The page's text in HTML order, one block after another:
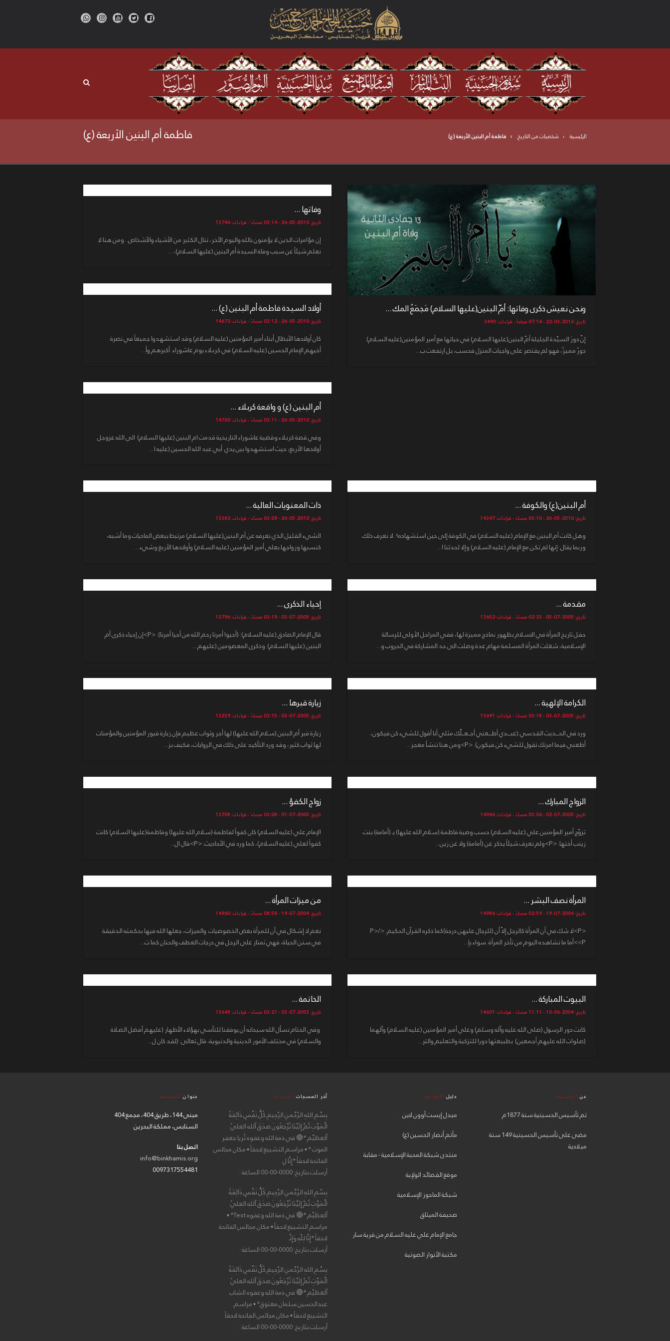
الرئيسية شخصيات من التاريخ فاطمة أم البنين الأربعة (ع) فاطمة أم البنين الأربعة (ع)
ونحن نعيش ذكرى وفاتها: أمّ البنين(عليها السلام) مَجمَعُ المك ...
تاريخ: 2016-03-22 - 07:14 صباحاً - قراءات: 3490
إنّ دورَ السيّدة الجليلة أمّ البنين(عليها السلام) في حياتها مع أمير المؤمنين(عليه السلام)
دورٌ مميزٌ، فهو لم يقتصر على واجبات المنزل فحسب، بل ارتفعت ب...
وفاتها ...
تاريخ: 2010-05-26 - 03:14 مساءً - قراءات: 13746
إن مؤامرات الذين لا يؤمنون بالله واليوم الآخر، تنال الكثير من الأشياء والأشخاص.. ومن هنا لا
نعلم شيئاً عن سبب وفاة السيدة أم البنين (عليها السلام)، ...
أولاد السيدة فاطمة أم البنين (ع) ...
تاريخ: 2010-05-26 - 03:12 مساءً - قراءات: 14672
كان أولادها الأبطال أبناء أمير المؤمنين (عليه السلام) وقد استشهدوا جميعاً في نصرة
أخيهم الإمام الحسين (عليه السلام) في كربلاء يوم عاشوراء. أكبرهم وأ...
أم البنين (ع) و واقعة كربلاء ...
تاريخ: 2010-05-26 - 03:11 مساءً - قراءات: 14760
وفي قصة كربلاء وقضية عاشوراء التاريخية قدمت ام البنين (عليها السلام) الى الله عزوجل
أولادها الأربع، حيث استشهدوا بين يدي أبي عبد الله الحسين (عليه ا...
أم البنين(ع) والكوفة ...
تاريخ: 2010-05-26 - 03:10 مساءً - قراءات: 14347
وهل كانت أم البنين مع الإمام (عليه السلام) في الكوفة إلى حين استشهاده؟. لا نعرف ذلك.
وربما يقال: إنها لم تكن مع الإمام (عليه السلام) وإلا لحدثنا ا...
ذات المعنويات العالية ...
تاريخ: 2010-05-26 - 03:09 مساءً - قراءات: 13383
الشيء القليل الذي نعرفه عن أم البنين(عليها السلام) مرتبط ببعض الماديات وما أشبه،
كنسبها وزواجها بعلي أمير المؤمنين (عليه السلام) وأولادها الأربع وشيء ...
مقدمة ...
تاريخ: 2005-07-05 - 02:35 مساءً - قراءات: 13652
حفل تاريخ المرأة في الاسلام بظهور نماذج مميزة لها، ففي المراحل الأولى للرسالة
الإسلامية، شغلت المرأة المسلمة مهام عدة وصلت الى حد المشاركة في الحروب و...
إحياء الذكرى ...
تاريخ: 2005-07-03 - 03:19 مساءً - قراءات: 13796
قال الإمام الصادق (عليه السلام): (أحيوا أمرنا رحم الله من أحيا أمرنا). <P>إن إحياء ذكرى أم
البنين (عليها السلام) وذكرى المعصومين (عليهم ...
الكرامة الإلهية ...
تاريخ: 2005-07-03 - 03:18 مساءً - قراءات: 13691
ورد في الحـــديث القدسي:(عبـــدي أطـــعني أجــعــلْك مثلي أنا أقول للشيء كن فيكون،
أطعني فيما امرتك تقول للشيء كن فيكون). <P>ومن هنا تنشأ معجز...
زيارة قبرها ...
تاريخ: 2005-07-03 - 03:15 مساءً - قراءات: 13239
زيارة قبر أم البنين (سلام الله عليها) لها أجر وثواب عظيم فإن زيارة قبور المؤمنين والمؤمنات
لها ثواب كثير، وقد ورد التأكيد على ذلك في الروايات، فكيف بز...
الزواج المبارك ...
تاريخ: 2005-07-02 - 03:06 مساءً - قراءات: 14046
تزوّج أمير المؤمنين علي (عليه السلام) حسب وصية فاطمة (سلام الله عليها) بـ (أمامة) بنت
زينب أختها. <P>ولم نعرف شيئاً يذكر عن (أمامة) ولا عن زين...
زواج الكفؤ ...
تاريخ: 2005-07-01 - 03:08 مساءً - قراءات: 13708
الإمام علي (عليه السلام) كان كفواً لفاطمة (سلام الله عليها) وفاطمة(عليها السلام) كانت
كفواً لعلي (عليه السلام)، كما ورد في الأحاديث: <P>قال ال...
المرأة نصف البشر ...
تاريخ: 2004-07-19 - 02:59 مساءً - قراءات: 14986
<P>لا شك في أن المرأة كالرجل إلاّ أن (للرجال عليهن درجة)كما ذكره القرآن الحكيم. </P>
<P>أما ما نشاهده اليوم من تأخر المرأة. سواء بإ...
من ميزات المرأة ...
تاريخ: 2004-07-19 - 08:58 مساءً - قراءات: 14960
نعم لا إشكال في أن للمرأة بعض الخصوصيات والميزات، جعلها الله فيها بحكمته الدقيقة
في سنن الحياة، فهي تمتاز على الرجل في درجات العطف والحنان كما ت...
البيوت المباركة ...
تاريخ: 2004-06-10 - 11:11 مساءً - قراءات: 14601
كانت دور الرسول (صلى الله عليه وآله وسلم) وعلي أمير المؤمنين (عليه السلام) وآلهما
(صلوات الله عليهم أجمعين) بطبيعتها دورا للتزكية والتعليم والتر...
الخاتمة ...
تاريخ: 2003-07-03 - 03:21 مساءً - قراءات: 13648
وفي الختام نسأل الله سبحانه أن يوفقنا للتأسي بهؤلاء الأطهار (عليهم أفضل الصلاة
والسلام) في مختلف الأمور الدينية والدنيوية، قال تعالى: (لقد كان ل...
عن الحسينية
تم تأسيس الحسينية سنة 1877م
مضى على تأسيس الحسينية 149 سنة
ميلادية
دليل المواقع
ميدل إيست أوون لاين
مأتم أنصار الحسين (ع)
منتدى شبكة المحبة الإسلامية - مقابة
موقع القصائد الولإية
شبكة الماحوز الإسلامية
صحيفة الميثاق
جامع الإمام علي عليه السلام من قرية سار
مكتبة الأنوار الصوتية
آخر المسجات المرسلة
بِسْمِ اللهِ الرَّحْمنِ الرَّحِيمِ كُلُّ نَفْسٍ ذَائِقَةُ
الْمَوْتِ ثُمَّ إِلَيْنَا تُرْجَعُونَ صدَقَ آلله العليٌ
آلعظيْم *🔴 في ذمة الله وعفوه ثُريا جعفر
الموت * ▪ مراسم التشييع لاحقاً ▪ مكان مجالس
الفاتحة لاحقاً *إِنَّا لِ
أرسلت بتاريخ: 0000-00-00 الساعة :
بِسْمِ اللهِ الرَّحْمنِ الرَّحِيمِ كُلُّ نَفْسٍ ذَائِقَةُ
الْمَوْتِ ثُمَّ إِلَيْنَا تُرْجَعُونَ صدَقَ آلله العليٌ
آلعظيْم *🔴 في ذمة الله وعفوه Test* ▪
مراسم التشييع لاحقاً ▪ مكان مجالس الفاتحة
لاحقاً *إِنَّا لِلّهِ وَإِنَّـ
أرسلت بتاريخ: 0000-00-00 الساعة :
بِسْمِ اللهِ الرَّحْمنِ الرَّحِيمِ كُلُّ نَفْسٍ ذَائِقَةُ
الْمَوْتِ ثُمَّ إِلَيْنَا تُرْجَعُونَ صدَقَ آلله العليٌ
آلعظيْم *🔴 في ذمة الله وعفوه الشاب
عبدالحسين سلمان معتوق* ▪ مراسم
التشييع لاحقاً ▪ مكان مجالس الفاتحة لاحقاً
أرسلت بتاريخ: 0000-00-00 الساعة :
عنوان الحسينية
مبنى 144، طريق 404، مجمع 404
السنابس، مملكة البحرين
اتصل بنا
info@binkhamis.org
0097317554481